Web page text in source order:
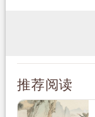
推荐阅读